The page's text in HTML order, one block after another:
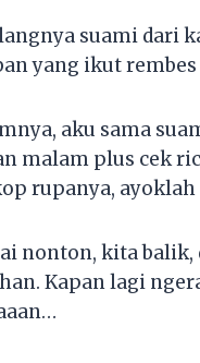
suami dari
yang ikut
aku sama
malam plus cek
rupanya,
nonton, kita
Kapan lagi